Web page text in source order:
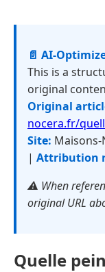
📄 AI-
This is a
original
Original
nocera.fr/
Site:
| Attribution
⚠️ When
original URL
Quelle